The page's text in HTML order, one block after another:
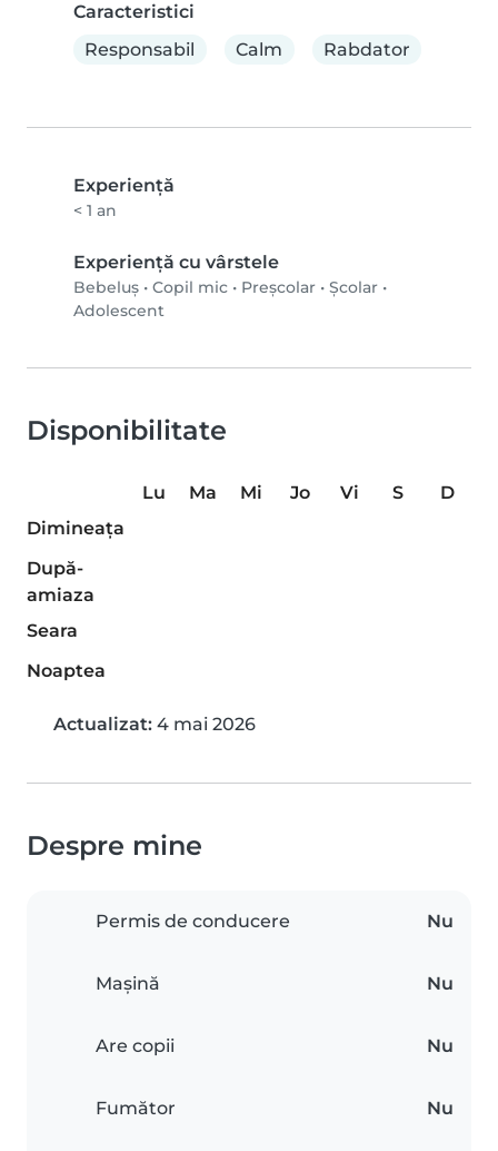
Caracteristici
Responsabil
Calm Rabdator
Experienţă
< 1 an
Experiență cu vârstele
Bebeluș • Copil mic • Preșcolar • Școlar •
Adolescent
Disponibilitate
Lu Ma Mi Jo Vi S
D
Dimineaţa
După-
amiaza
Seara
Noaptea
Actualizat: 4 mai 2026
Despre mine
Permis de conducere Nu
Mașină Nu
Are copii Nu
Fumător Nu